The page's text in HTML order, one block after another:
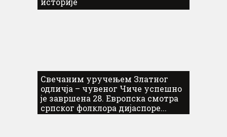
Свечаним уручењем Златног
одличја – чувеног Чиче успешно
је завршена 28. Европска смотра
српског фолклора дијаспоре...